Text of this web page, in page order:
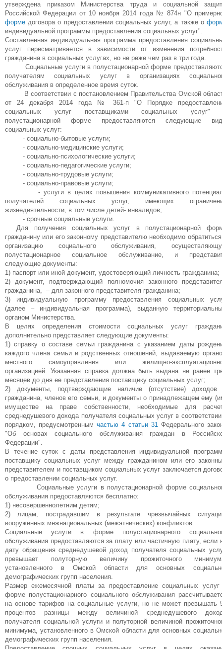
утверждена приказом Министерства труда и социальной
Российской Федерации от 10 ноября 2014 года № 874н "О
форме договора о предоставлении социальных услуг, а также о
индивидуальной программы предоставления социальных услуг".
Составленная индивидуальная программа предоставления
услуг пересматривается в зависимости от изменения
гражданина в социальных услугах, но не реже чем раз в три года.
Социальные услуги в полустационарной форме
получателям социальных услуг в организациях
обслуживания в определенное время суток.
В соответствии с постановлением Правительства Омской
от 24 декабря 2014 года № 361-п "О Порядке
социальных услуг поставщиками социальных услуг"
полустационарной форме предоставляются следующие
социальных услуг:
- социально-бытовые услуги;
- социально-медицинские услуги;
- социально-психологические услуги;
- социально-педагогические услуги;
- социально-трудовые услуги;
- социально-правовые услуги;
- услуги в целях повышения коммуникативного
получателей социальных услуг, имеющих
жизнедеятельности, в том числе детей- инвалидов;
- срочные социальные услуги.
Для получения социальных услуг в полустационарной
гражданину или его законному представителю необходимо
организацию социального обслуживания,
полустационарное социальное обслуживание, и
следующие документы:
1) паспорт или иной документ, удостоверяющий личность гражданина;
2) документ, подтверждающий полномочия законного
гражданина, – для законного представителя гражданина;
3) индивидуальную программу предоставления социальных
(далее – индивидуальная программа), выданную
органом Министерства.
В целях определения стоимости социальных услуг
дополнительно представляет следующие документы:
1) справку о составе семьи гражданина с указанием даты
каждого члена семьи и родственных отношений, выдаваемую
местного самоуправления или жилищно-
организацией. Указанная справка должна быть выдана не ранее
месяцев до дня ее представления поставщику социальных услуг;
2) документы, подтверждающие наличие (отсутствие) доходов
гражданина, членов его семьи, и документы о принадлежащем ему
имуществе на праве собственности, необходимые для
среднедушевого дохода получателя социальных услуг в
порядком, предусмотреннымчастью 4 статьи 31Федерального
"Об основах социального обслуживания граждан в
Федерации".
В течение суток с даты представления индивидуальной
поставщику социальных услуг между гражданином или его
представителем и поставщиком социальных услуг заключается
о предоставлении социальных услуг.
Социальные услуги в полустационарной форме
обслуживания предоставляются бесплатно:
1) несовершеннолетним детям;
2) лицам, пострадавшим в результате чрезвычайных
вооруженных межнациональных (межэтнических) конфликтов.
Социальные услуги в форме полустационарного
обслуживания предоставляются за плату или частичную плату, если
дату обращения среднедушевой доход получателя социальных
превышает полуторную величину прожиточного
установленного в Омской области для основных
демографических групп населения.
Размер ежемесячной платы за предоставление социальных
форме полустационарного социального обслуживания
на основе тарифов на социальные услуги, но не может превышать
процентов разницы между величиной среднедушевого
получателя социальной услуги и полуторной величиной
минимума, установленного в Омской области для основных
демографических групп населения.